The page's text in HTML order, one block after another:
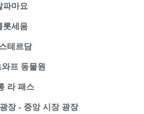
파마요
롯세움
테르담
프 동물원
라 패스
장 - 중앙 시장 광장